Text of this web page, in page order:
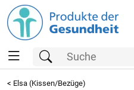
< Elsa (Kissen/Bezüge)